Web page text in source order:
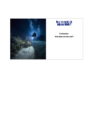
Hoe verpruts ik
mijn nachtduik?
Conclusies
Wat doen we dus wel?